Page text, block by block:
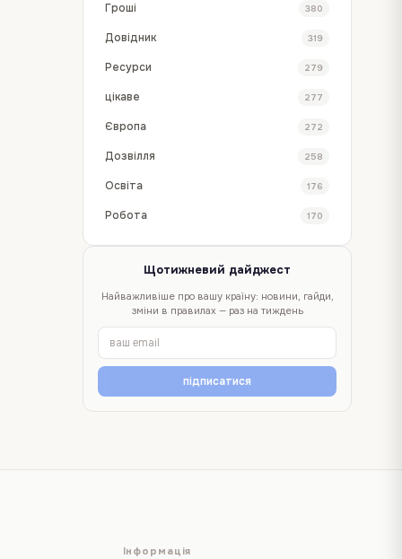
Гроші 380
Довідник 319
Ресурси 279
цікаве 277
Європа 272
Дозвілля 258
Освіта 176
Робота 170
Щотижневий дайджест
Найважливіше про вашу країну: новини, гайди,
зміни в правилах — раз на тиждень
підписатися
Інформація